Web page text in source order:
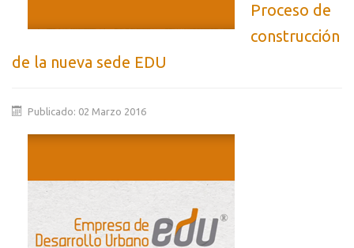
Proceso de
construcción
de la nueva sede EDU
Publicado: 02 Marzo 2016